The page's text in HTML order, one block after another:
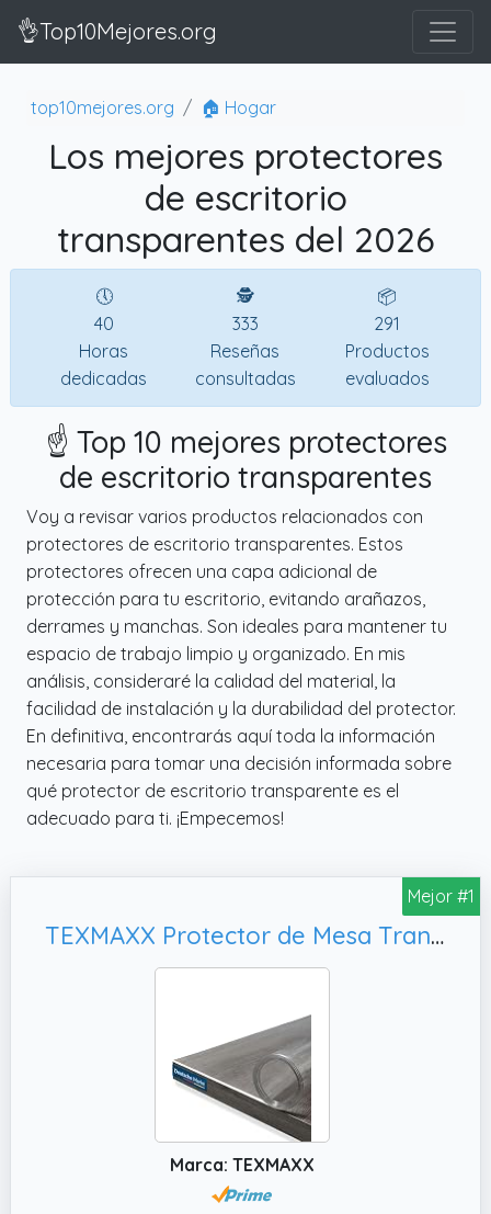
👌Top10Mejores.org
top10mejores.org 🏠 Hogar
Los mejores protectores
de escritorio
transparentes del 2026
🕔
40
Horas
dedicadas
🕵
333
Reseñas
consultadas
📦
291
Productos
evaluados
☝️ Top 10 mejores protectores
de escritorio transparentes
Voy a revisar varios productos relacionados con
protectores de escritorio transparentes. Estos
protectores ofrecen una capa adicional de
protección para tu escritorio, evitando arañazos,
derrames y manchas. Son ideales para mantener tu
espacio de trabajo limpio y organizado. En mis
análisis, consideraré la calidad del material, la
facilidad de instalación y la durabilidad del protector.
En definitiva, encontrarás aquí toda la información
necesaria para tomar una decisión informada sobre
qué protector de escritorio transparente es el
adecuado para ti. ¡Empecemos!
Mejor #1
TEXMAXX Protector de Mesa Transparente de 2 mm con Bordes Biselados – Cubierta de PVC en Varios Tamaños para Escritorio, Encimeras y Superficies – Medida 90 × 140 cm
Marca: TEXMAXX